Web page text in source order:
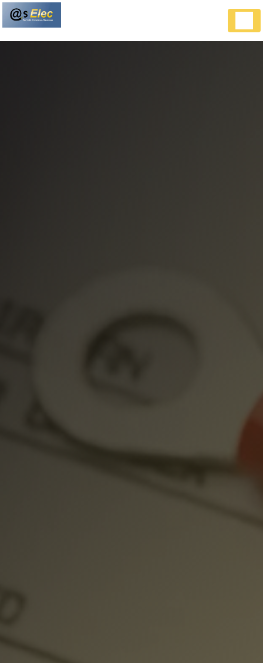
Panneau de gestion des cookies